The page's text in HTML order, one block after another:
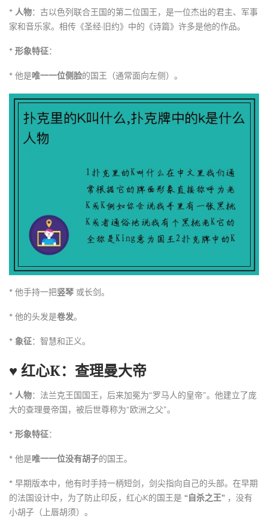
* 人物：古以色列联合王国的第二位国王，是一位杰出的君主、军事
家和音乐家。相传《圣经·旧约》中的《诗篇》许多是他的作品。
* 形象特征：
* 他是唯一一位侧脸的国王（通常面向左侧）。
* 他手持一把竖琴 或长剑。
* 他的头发是卷发。
* 象征：智慧和正义。
♥ 红心K：查理曼大帝
* 人物：法兰克王国国王，后来加冕为“罗马人的皇帝”。他建立了庞
大的查理曼帝国，被后世尊称为“欧洲之父”。
* 形象特征：
* 他是唯一一位没有胡子的国王。
* 早期版本中，他有时手持一柄短剑，剑尖指向自己的头部。在早期
的法国设计中，为了防止印反，红心K的国王是 “自杀之王” ，没有
小胡子（上唇胡须）。